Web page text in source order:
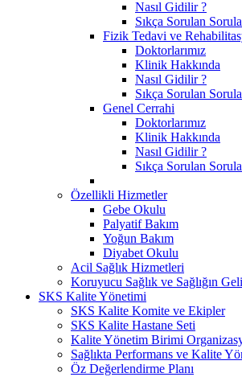
Nasıl Gidilir ?
Sıkça Sorulan
Fizik Tedavi ve
Doktorlarımız
Klinik Hakkında
Nasıl Gidilir ?
Sıkça Sorulan
Genel Cerrahi
Doktorlarımız
Klinik Hakkında
Nasıl Gidilir ?
Sıkça Sorulan
Özellikli Hizmetler
Gebe Okulu
Palyatif Bakım
Yoğun Bakım
Diyabet Okulu
Acil Sağlık Hizmetleri
Koruyucu Sağlık ve Sağlığın
SKS Kalite Yönetimi
SKS Kalite Komite ve Ekipler
SKS Kalite Hastane Seti
Kalite Yönetim Birimi
Sağlıkta Performans ve Kalite
Öz Değerlendirme Planı